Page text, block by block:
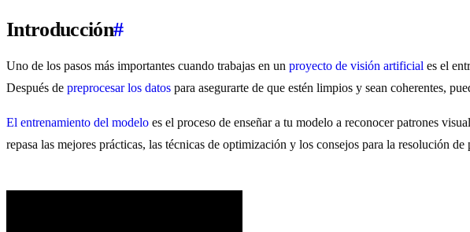
Introducción#
Uno de los pasos más importantes cuando trabajas en un proyecto de visión artificial es el
Después de preprocesar los datos para asegurarte de que estén limpios y sean coherentes,
El entrenamiento del modelo es el proceso de enseñar a tu modelo a reconocer patrones
repasa las mejores prácticas, las técnicas de optimización y los consejos para la resolución